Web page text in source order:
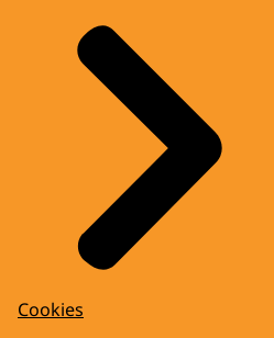
Cookies